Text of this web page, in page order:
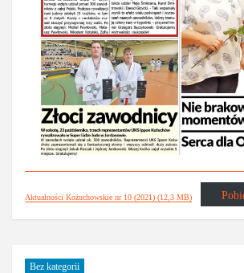
Aktualności Kożuchowskie nr 10 (2021) (12,3 MB)
Bez kategorii